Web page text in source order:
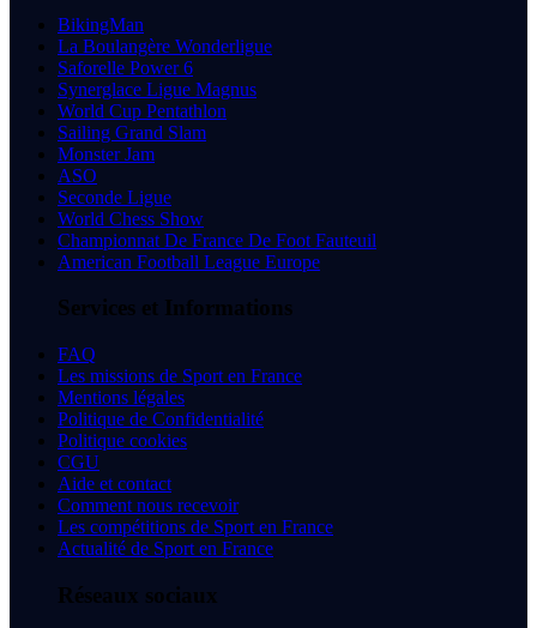
BikingMan
La Boulangère Wonderligue
Saforelle Power 6
Synerglace Ligue Magnus
World Cup Pentathlon
Sailing Grand Slam
Monster Jam
ASO
Seconde Ligue
World Chess Show
Championnat De France De Foot Fauteuil
American Football League Europe
Services et Informations
FAQ
Les missions de Sport en France
Mentions légales
Politique de Confidentialité
Politique cookies
CGU
Aide et contact
Comment nous recevoir
Les compétitions de Sport en France
Actualité de Sport en France
Réseaux sociaux